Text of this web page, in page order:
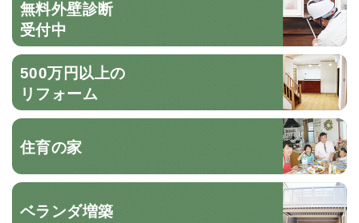
無料外壁診断
受付中
500万円以上の
リフォーム
住育の家
ベランダ増築